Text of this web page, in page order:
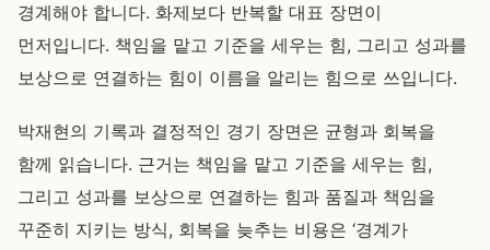
경계해야 합니다. 화제보다 반복할 대표 장면이
먼저입니다. 책임을 맡고 기준을 세우는 힘, 그리고 성과를
보상으로 연결하는 힘이 이름을 알리는 힘으로 쓰입니다.
박재현의 기록과 결정적인 경기 장면은 균형과 회복을
함께 읽습니다. 근거는 책임을 맡고 기준을 세우는 힘,
그리고 성과를 보상으로 연결하는 힘과 품질과 책임을
꾸준히 지키는 방식, 회복을 늦추는 비용은 ‘경계가